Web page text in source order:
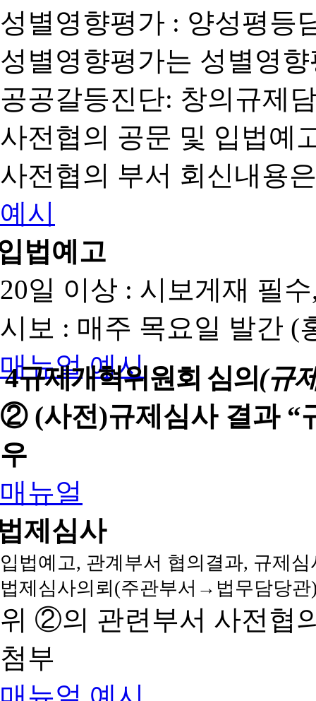
성별영향평가 : 양성평등
성별영향평가는 성별영
공공갈등진단: 창의규제
사전협의 공문 및 입법예
사전협의 부서 회신내용
예시
법예고
20일 이상 : 시보게재 필
시보 : 매주 목요일 발간 (
매뉴얼 예시
4규제개혁위원회 심의(규
② (사전)규제심사 결과 “
우
매뉴얼
제심사
입법예고, 관계부서 협의결과, 규제
법제심사의뢰(주관부서→법무담당
위 ②의 관련부서 사전협
첨부